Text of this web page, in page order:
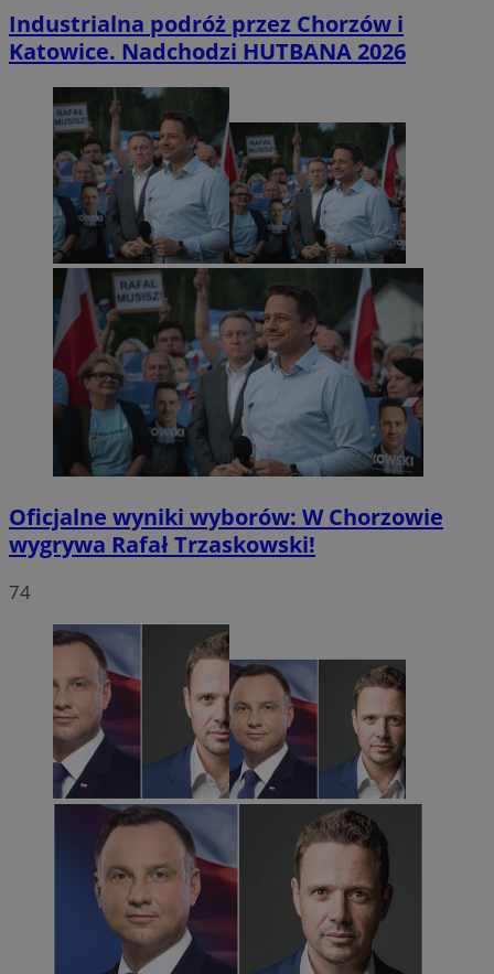
Industrialna podróż przez Chorzów i
Katowice. Nadchodzi HUTBANA 2026
Oficjalne wyniki wyborów: W Chorzowie
wygrywa Rafał Trzaskowski!
74